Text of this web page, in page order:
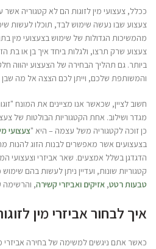
ככלל, צעצועי מין לזוגות הם לא קטגוריה
צעצוע שבו נעשה שימוש לבד, תוכלו לעשות
מהמשיכות הגדולות של שימוש בצעצועי מין
צעצוע שרק תרצו, ולגלות ביחד איך בן או בת
ביותר. גם תהליך הבחירה של הצעצוע יהווה
והמשותפת שלכם, וייתן לכם הצצה אל מה שבן
חשוב לציין, שכאשר אנו מציינים את המונח
מגדר ושילוב. אחת הקטגוריות הבולטות של
כן זוכה לקטגוריה משל עצמה – היא "צעצועי
בצעצועים אשר מאפשרים לבנות הזוג להנות
הדגדגן בשלל אמצעים. שאר אביזרי וצעצועי
קטגוריות שונות, ועדיין ניתן לעשות בהם שימוש
טבעות רטט, אזיקים ואביזרי קשירה, והרשימה
איך לבחור אביזרי מין
כאשר אתם ניגשים למשימה של בחירה אביזרי